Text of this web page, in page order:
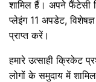
शामिल हैं। अपने
प्लेइंग 11 अपडेट,
प्राप्त करें।
हमारे उत्साही क्रिकेट
लोगों के समुदाय में